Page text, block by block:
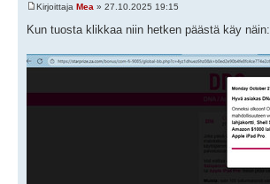
Kirjoittaja Mea » 27.10.2025 19:15
Kun tuosta klikkaa niin hetken päästä käy näin: